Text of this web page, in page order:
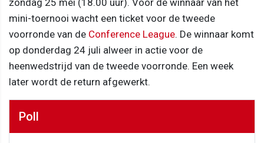
mini-toernooi wacht een ticket voor de tweede
voorronde van de Conference League. De winnaar komt
op donderdag 24 juli alweer in actie voor de
heenwedstrijd van de tweede voorronde. Een week
later wordt de return afgewerkt.
Poll